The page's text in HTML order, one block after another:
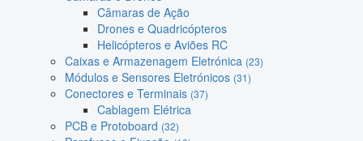
Câmaras de Ação
Drones e Quadricópteros
Helicópteros e Aviões RC
Caixas e Armazenagem Eletrónica (23)
Módulos e Sensores Eletrónicos (31)
Conectores e Terminais (37)
Cablagem Elétrica
PCB e Protoboard (32)